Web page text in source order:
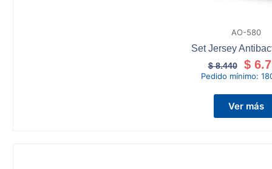
AO-580
Set Jersey
$8.440 $
Pedido mínimo:
Ver más